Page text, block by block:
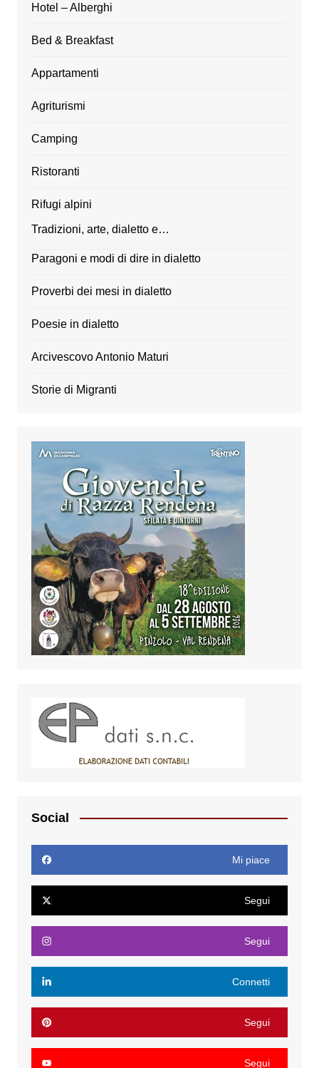
Hotel – Alberghi
Bed & Breakfast
Appartamenti
Agriturismi
Camping
Ristoranti
Rifugi alpini
Tradizioni, arte, dialetto e…
Paragoni e modi di dire in dialetto
Proverbi dei mesi in dialetto
Poesie in dialetto
Arcivescovo Antonio Maturi
Storie di Migranti
Social
Mi piace
Segui
Segui
Connetti
Segui
Segui